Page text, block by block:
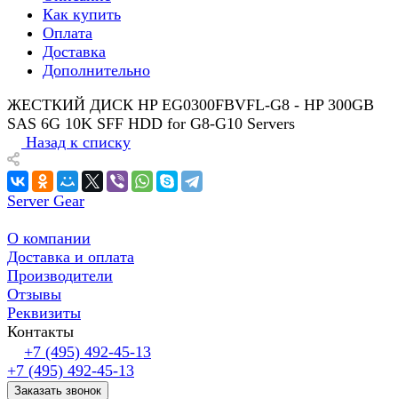
Как купить
Оплата
Доставка
Дополнительно
ЖЕСТКИЙ ДИСК HP EG0300FBVFL-G8 - HP 300GB
SAS 6G 10K SFF HDD for G8-G10 Servers
Назад к списку
Server Gear
О компании
Доставка и оплата
Производители
Отзывы
Реквизиты
Контакты
+7 (495) 492-45-13
+7 (495) 492-45-13
Заказать звонок